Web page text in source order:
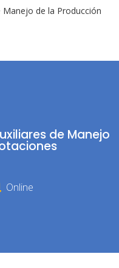
Manejo de la Producción
de Manejo
Online